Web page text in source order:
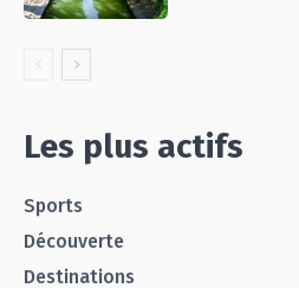
Les plus actifs
Sports
Découverte
Destinations